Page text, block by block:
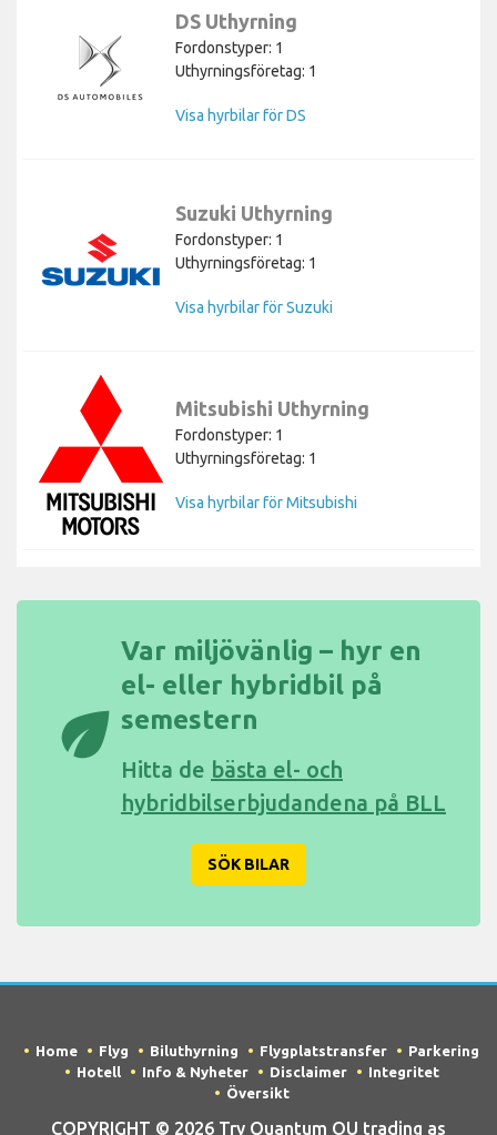
DS Uthyrning
Fordonstyper: 1
Uthyrningsföretag: 1
Visa hyrbilar för DS
Suzuki Uthyrning
Fordonstyper: 1
Uthyrningsföretag: 1
Visa hyrbilar för Suzuki
Mitsubishi Uthyrning
Fordonstyper: 1
Uthyrningsföretag: 1
Visa hyrbilar för Mitsubishi
eco
Var miljövänlig – hyr en
el- eller hybridbil på
semestern
Hitta de bästa el- och
hybridbilserbjudandena på BLL
SÖK BILAR
Home Flyg Biluthyrning Flygplatstransfer
Parkering
Hotell
Info & Nyheter Disclaimer
Integritet
Översikt
COPYRIGHT © 2026 Try Quantum OU trading as